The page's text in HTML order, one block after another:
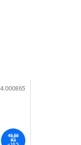
45,50
Kč
4.000865